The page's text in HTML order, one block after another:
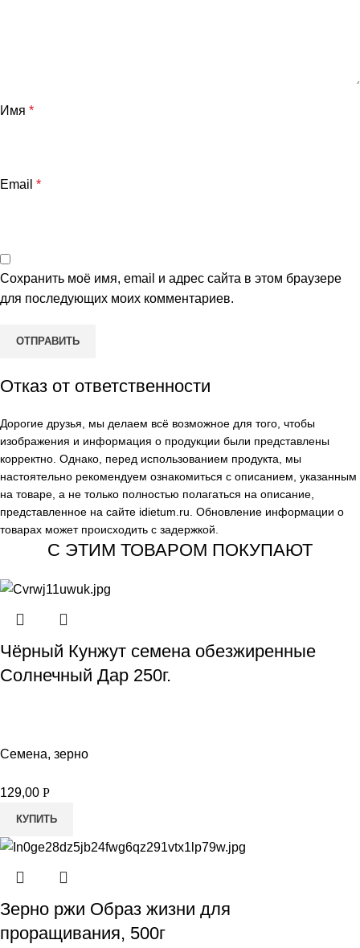
Имя *
Email *
Сохранить моё имя, email и адрес сайта в этом браузере
для последующих моих комментариев.
Отказ от ответственности
Дорогие друзья, мы делаем всё возможное для того, чтобы
изображения и информация о продукции были представлены
корректно. Однако, перед использованием продукта, мы
настоятельно рекомендуем ознакомиться с описанием, указанным
на товаре, а не только полностью полагаться на описание,
представленное на сайте idietum.ru . Обновление информации о
товарах может происходить с задержкой.
С ЭТИМ ТОВАРОМ ПОКУПАЮТ
Чёрный Кунжут семена обезжиренные
Солнечный Дар 250г.
Семена, зерно
129,00 Р
КУПИТЬ
Зерно ржи Образ жизни для
проращивания, 500г